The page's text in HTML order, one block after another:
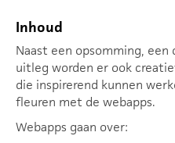
Inhoud
Naast een opsomming,
uitleg worden er ook
die inspirerend kunnen
fleuren met de webapps.
Webapps gaan over: